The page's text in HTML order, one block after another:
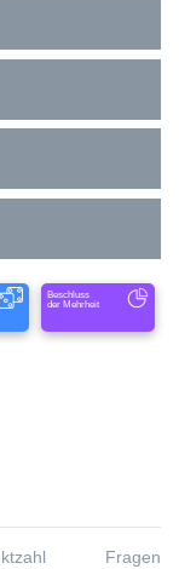
Beschluss
der Mehrheit
Fragen